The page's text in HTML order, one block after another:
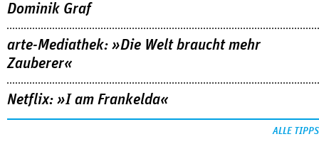
Dominik Graf
arte-Mediathek: »Die Welt braucht mehr
Zauberer«
Netflix: »I am Frankelda«
ALLE TIPPS